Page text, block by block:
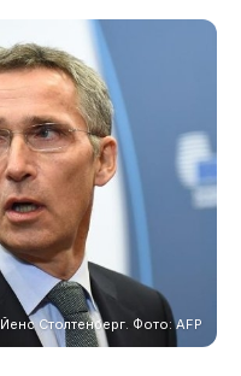
Йенс Столтенберг. Фото: AFP